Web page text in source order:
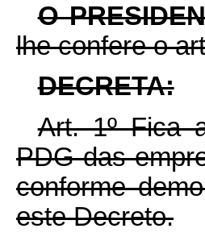
O
lhe confere o
DECRETA:
Art. 1º Fica
PDG das
conforme
este Decreto.